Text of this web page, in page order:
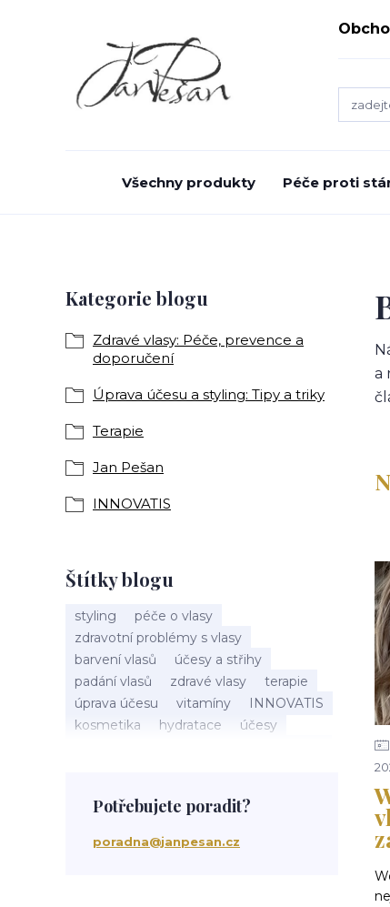
Všechny produkty Péče proti
Kategorie blogu
Zdravé vlasy: Péče, prevence a
doporučení
Úprava účesu a styling: Tipy a triky
Terapie
Jan Pešan
INNOVATIS
Štítky blogu
styling
péče o vlasy
zdravotní problémy s vlasy
barvení vlasů
účesy a střihy
padání vlasů
zdravé vlasy
terapie
úprava účesu
vitamíny
INNOVATIS
kosmetika
hydratace
účesy
Jan Pešan
složení
uv ochrana
suchá vlasová péče
Potřebujete poradit?
poradna@janpesan.cz
a